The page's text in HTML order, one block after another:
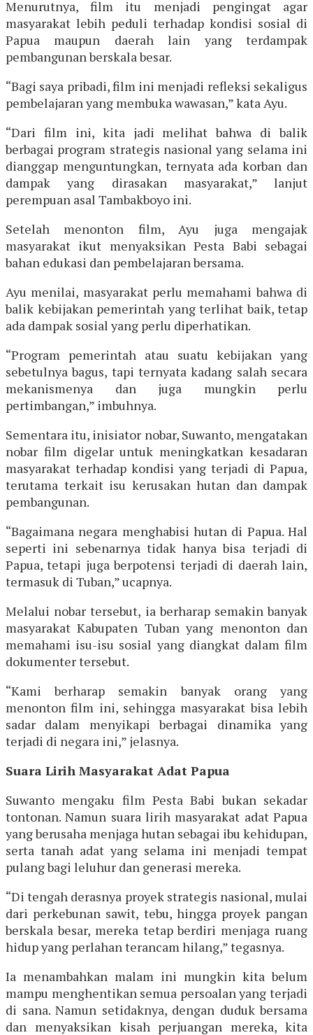
Menurutnya, film itu menjadi pengingat agar
masyarakat lebih peduli terhadap kondisi sosial di
Papua maupun daerah lain yang terdampak
pembangunan berskala besar.
“Bagi saya pribadi, film ini menjadi refleksi sekaligus
pembelajaran yang membuka wawasan,” kata Ayu.
“Dari film ini, kita jadi melihat bahwa di balik
berbagai program strategis nasional yang selama ini
dianggap menguntungkan, ternyata ada korban dan
dampak yang dirasakan masyarakat,” lanjut
perempuan asal Tambakboyo ini.
Setelah menonton film, Ayu juga mengajak
masyarakat ikut menyaksikan Pesta Babi sebagai
bahan edukasi dan pembelajaran bersama.
Ayu menilai, masyarakat perlu memahami bahwa di
balik kebijakan pemerintah yang terlihat baik, tetap
ada dampak sosial yang perlu diperhatikan.
“Program pemerintah atau suatu kebijakan yang
sebetulnya bagus, tapi ternyata kadang salah secara
mekanismenya dan juga mungkin perlu
pertimbangan,” imbuhnya.
Sementara itu, inisiator nobar, Suwanto, mengatakan
nobar film digelar untuk meningkatkan kesadaran
masyarakat terhadap kondisi yang terjadi di Papua,
terutama terkait isu kerusakan hutan dan dampak
pembangunan.
“Bagaimana negara menghabisi hutan di Papua. Hal
seperti ini sebenarnya tidak hanya bisa terjadi di
Papua, tetapi juga berpotensi terjadi di daerah lain,
termasuk di Tuban,” ucapnya.
Melalui nobar tersebut, ia berharap semakin banyak
masyarakat Kabupaten Tuban yang menonton dan
memahami isu-isu sosial yang diangkat dalam film
dokumenter tersebut.
“Kami berharap semakin banyak orang yang
menonton film ini, sehingga masyarakat bisa lebih
sadar dalam menyikapi berbagai dinamika yang
terjadi di negara ini,” jelasnya.
Suara Lirih Masyarakat Adat Papua
Suwanto mengaku film Pesta Babi bukan sekadar
tontonan. Namun suara lirih masyarakat adat Papua
yang berusaha menjaga hutan sebagai ibu kehidupan,
serta tanah adat yang selama ini menjadi tempat
pulang bagi leluhur dan generasi mereka.
“Di tengah derasnya proyek strategis nasional, mulai
dari perkebunan sawit, tebu, hingga proyek pangan
berskala besar, mereka tetap berdiri menjaga ruang
hidup yang perlahan terancam hilang,” tegasnya.
Ia menambahkan malam ini mungkin kita belum
mampu menghentikan semua persoalan yang terjadi
di sana. Namun setidaknya, dengan duduk bersama
dan menyaksikan kisah perjuangan mereka, kita